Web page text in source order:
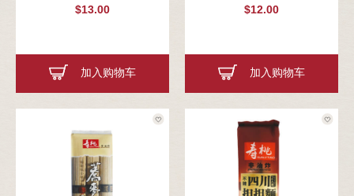
$13.00
加入购物车
$12.00
加入购物车